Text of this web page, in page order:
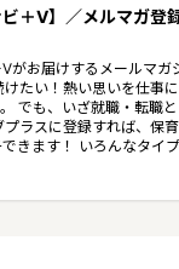
＋V】／メルマガ登
がお届けするメールマガ
たい！熱い思いを仕事に
でも、いざ就職・転職と
ラスに登録すれば、保育
きます！ いろんなタイプ